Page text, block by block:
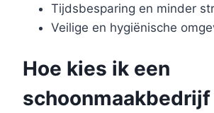
Tijdsbesparing en minder
Veilige en hygiënische
Hoe kies ik een
schoonmaakbedrijf